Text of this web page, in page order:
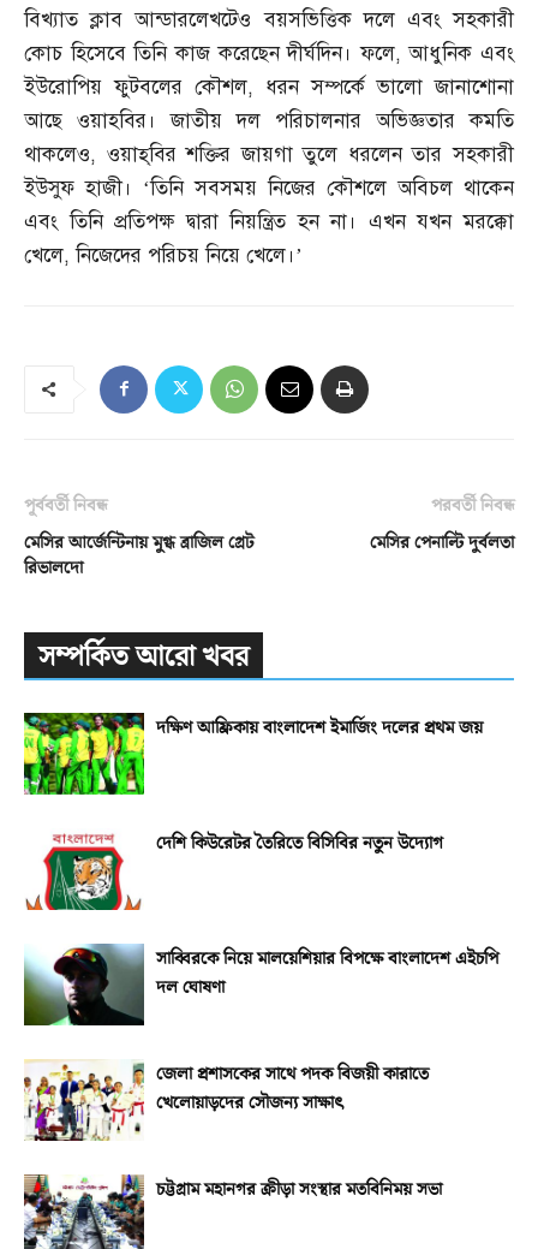
বিখ্যাত ক্লাব আন্ডারলেখটেও বয়সভিত্তিক দলে এবং সহকারী
কোচ হিসেবে তিনি কাজ করেছেন দীর্ঘদিন। ফলে,আধুনিক এবং
ইউরোপিয় ফুটবলের কৌশল, ধরন সম্পর্কে ভালো জানাশোনা
আছে ওয়াহবির। জাতীয় দল পরিচালনার অভিজ্ঞতার কমতি
থাকলেও, ওয়াহ্‌বির শক্তির জায়গা তুলে ধরলেন তার সহকারী
ইউসুফ হাজী। ‘তিনি সবসময় নিজের কৌশলে অবিচল থাকেন
এবং তিনি প্রতিপক্ষ দ্বারা নিয়ন্ত্রিত হন না। এখন যখন মরক্কো
খেলে,নিজেদের পরিচয় নিয়ে খেলে।’
পূর্ববর্তী নিবন্ধ
মেসির আর্জেন্টিনায় মুগ্ধ ব্রাজিল গ্রেট
রিভালদো
পরবর্তী নিবন্ধ
মেসির পেনাল্টি দুর্বলতা
সম্পর্কিত আরো খবর
দক্ষিণ আফ্রিকায় বাংলাদেশ ইমার্জিং দলের প্রথম জয়
দেশি কিউরেটর তৈরিতে বিসিবির নতুন উদ্যোগ
সাব্বিরকে নিয়ে মালয়েশিয়ার বিপক্ষে বাংলাদেশ এইচপি
দল ঘোষণা
জেলা প্রশাসকের সাথে পদক বিজয়ী কারাতে
খেলোয়াড়দের সৌজন্য সাক্ষাৎ
চট্টগ্রাম মহানগর ক্রীড়া সংস্থার মতবিনিময় সভা